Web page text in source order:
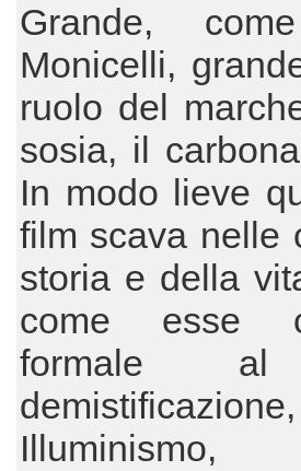
Grande,
Monicelli,
ruolo del
sosia, il
In modo lieve
film scava nelle
storia e della
come esse
formale